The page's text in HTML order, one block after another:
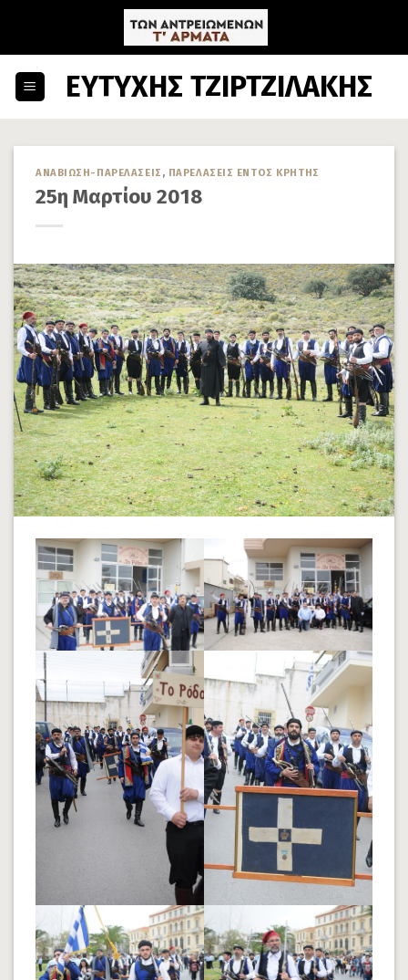
content
ΕΥΤΥΧΗΣ ΤΖΙΡΤΖΙΛΑΚΗΣ
ΑΝΑΒΙΩΣΗ-ΠΑΡΕΛΑΣΕΙΣ , ΠΑΡΕΛΑΣΕΙΣ ΕΝΤΟΣ ΚΡΗΤΗΣ
25η Μαρτίου 2018